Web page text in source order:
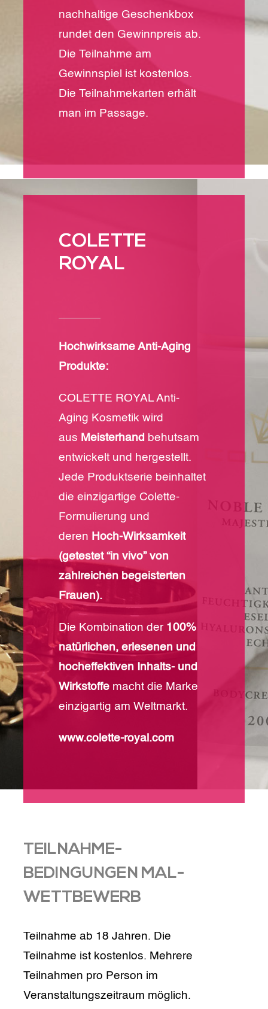
nachhaltige Geschenkbox
rundet den Gewinnpreis ab.
Die Teilnahme am
Gewinnspiel ist kostenlos.
Die Teilnahmekarten erhält
man im Passage.
COLETTE
ROYAL
Hochwirksame Anti-Aging
Produkte:
COLETTE ROYAL Anti-
Aging Kosmetik wird
aus Meisterhand behutsam
entwickelt und hergestellt.
Jede Produktserie beinhaltet
die einzigartige Colette-
Formulierung und
deren Hoch-Wirksamkeit
(getestet “in vivo” von
zahlreichen begeisterten
Frauen).
Die Kombination der 100%
natürlichen, erlesenen und
hocheffektiven Inhalts- und
Wirkstoffe macht die Marke
einzigartig am Weltmarkt.
www.colette-royal.com
TEILNAHME-
BEDINGUNGEN MAL-
WETTBEWERB
Teilnahme ab 18 Jahren. Die
Teilnahme ist kostenlos. Mehrere
Teilnahmen pro Person im
Veranstaltungszeitraum möglich.